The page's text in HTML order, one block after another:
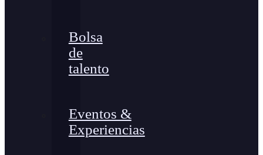
Bolsa
de
talento
Eventos &
Experiencias